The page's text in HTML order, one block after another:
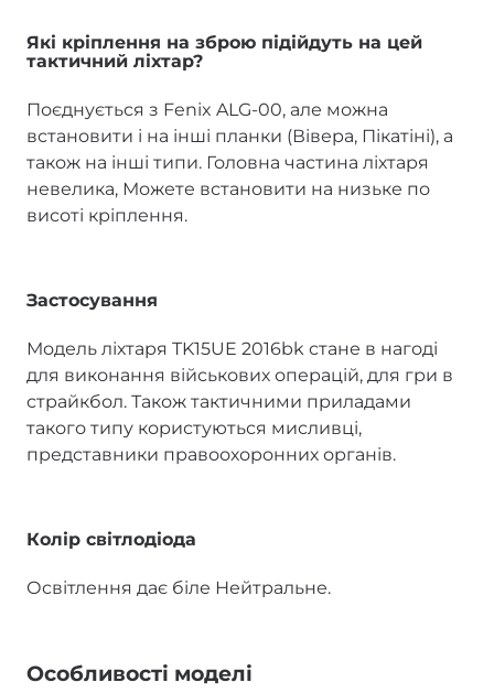
Які кріплення на зброю підійдуть на цей
тактичний ліхтар?
Поєднується з Fenix ALG-00, але можна
встановити і на інші планки (Вівера, Пікатіні), а
також на інші типи. Головна частина ліхтаря
невелика, Можете встановити на низьке по
висоті кріплення.
Застосування
Модель ліхтаря TK15UE 2016bk стане в нагоді
для виконання військових операцій, для гри в
страйкбол. Також тактичними приладами
такого типу користуються мисливці,
представники правоохоронних органів.
Колір світлодіода
Освітлення дає біле Нейтральне.
Особливості моделі